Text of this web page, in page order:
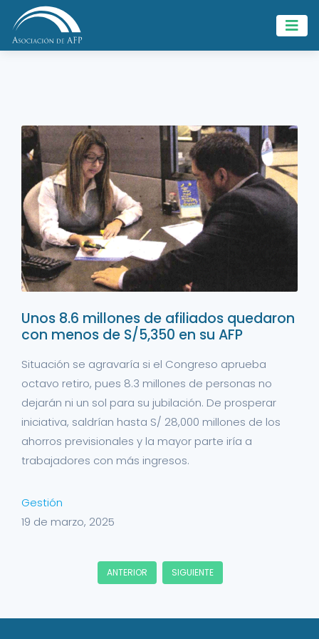
Unos 8.6 millones de afiliados quedaron
con menos de S/5,350 en su AFP
Situación se agravaría si el Congreso aprueba
octavo retiro, pues 8.3 millones de personas no
dejarán ni un sol para su jubilación. De prosperar
iniciativa, saldrían hasta S/ 28,000 millones de los
ahorros previsionales y la mayor parte iría a
trabajadores con más ingresos.
Gestión
19 de marzo, 2025
ANTERIOR SIGUIENTE